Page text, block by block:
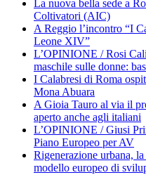
La nuova bella sede a
Coltivatori (AIC)
A Reggio l’incontro “I
Leone XIV”
L’OPINIONE / Rosi
maschile sulle donne:
I Calabresi di Roma
Mona Abuara
A Gioia Tauro al via il
aperto anche agli italiani
L’OPINIONE / Giusi
Piano Europeo per AV
Rigenerazione urbana,
modello europeo di